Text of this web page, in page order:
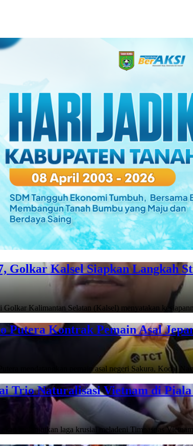
Golkar Kalsel Siapkan Langkah
Kalimantan Selatan (Kalsel) menyatakan
Putera Kontrak Pemain Asal
mendatangkan pemain asal negeri Sakura, Kodai
Trio Naturalisasi Vietnam di
melanjutkan laga krusial meladeni Timnasnas